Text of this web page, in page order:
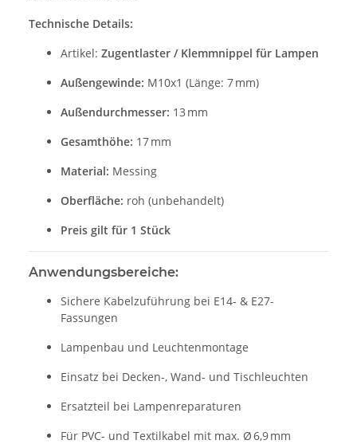
Technische Details:
Artikel: Zugentlaster / Klemmnippel für Lampen
Außengewinde: M10x1 (Länge: 7 mm)
Außendurchmesser: 13 mm
Gesamthöhe: 17 mm
Material: Messing
Oberfläche: roh (unbehandelt)
Preis gilt für 1 Stück
Anwendungsbereiche:
Sichere Kabelzuführung bei E14- & E27-
Fassungen
Lampenbau und Leuchtenmontage
Einsatz bei Decken-, Wand- und Tischleuchten
Ersatzteil bei Lampenreparaturen
Für PVC- und Textilkabel mit max. Ø 6,9 mm